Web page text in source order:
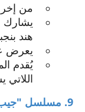
من
يشارك
هند
يعرض
يُقدم
9. مسلسل "جيب داركم":